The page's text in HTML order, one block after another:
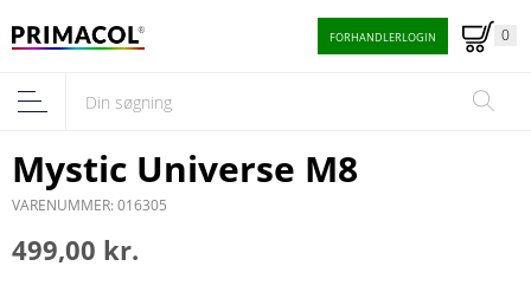
FORHANDLERLOGIN 0
Mystic Universe M8
VARENUMMER: 016305
499,00 kr.